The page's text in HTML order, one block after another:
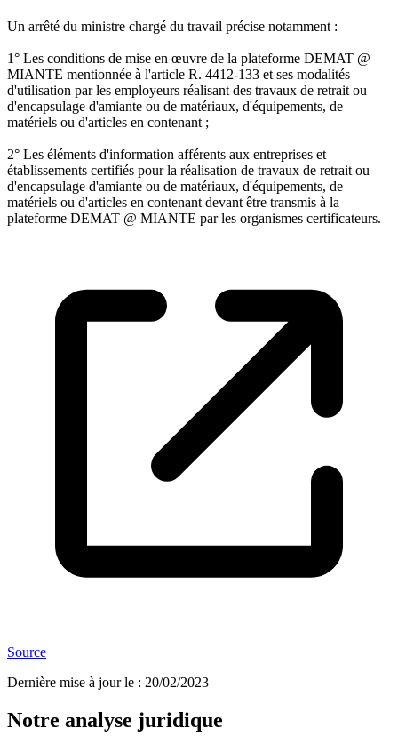
Un arrêté du ministre chargé du travail précise notamment :
1° Les conditions de mise en œuvre de la plateforme DEMAT @
MIANTE mentionnée à l'article R. 4412-133 et ses modalités
d'utilisation par les employeurs réalisant des travaux de retrait ou
d'encapsulage d'amiante ou de matériaux, d'équipements, de
matériels ou d'articles en contenant ;
2° Les éléments d'information afférents aux entreprises et
établissements certifiés pour la réalisation de travaux de retrait ou
d'encapsulage d'amiante ou de matériaux, d'équipements, de
matériels ou d'articles en contenant devant être transmis à la
plateforme DEMAT @ MIANTE par les organismes certificateurs.
Source
Dernière mise à jour le : 20/02/2023
Notre analyse juridique